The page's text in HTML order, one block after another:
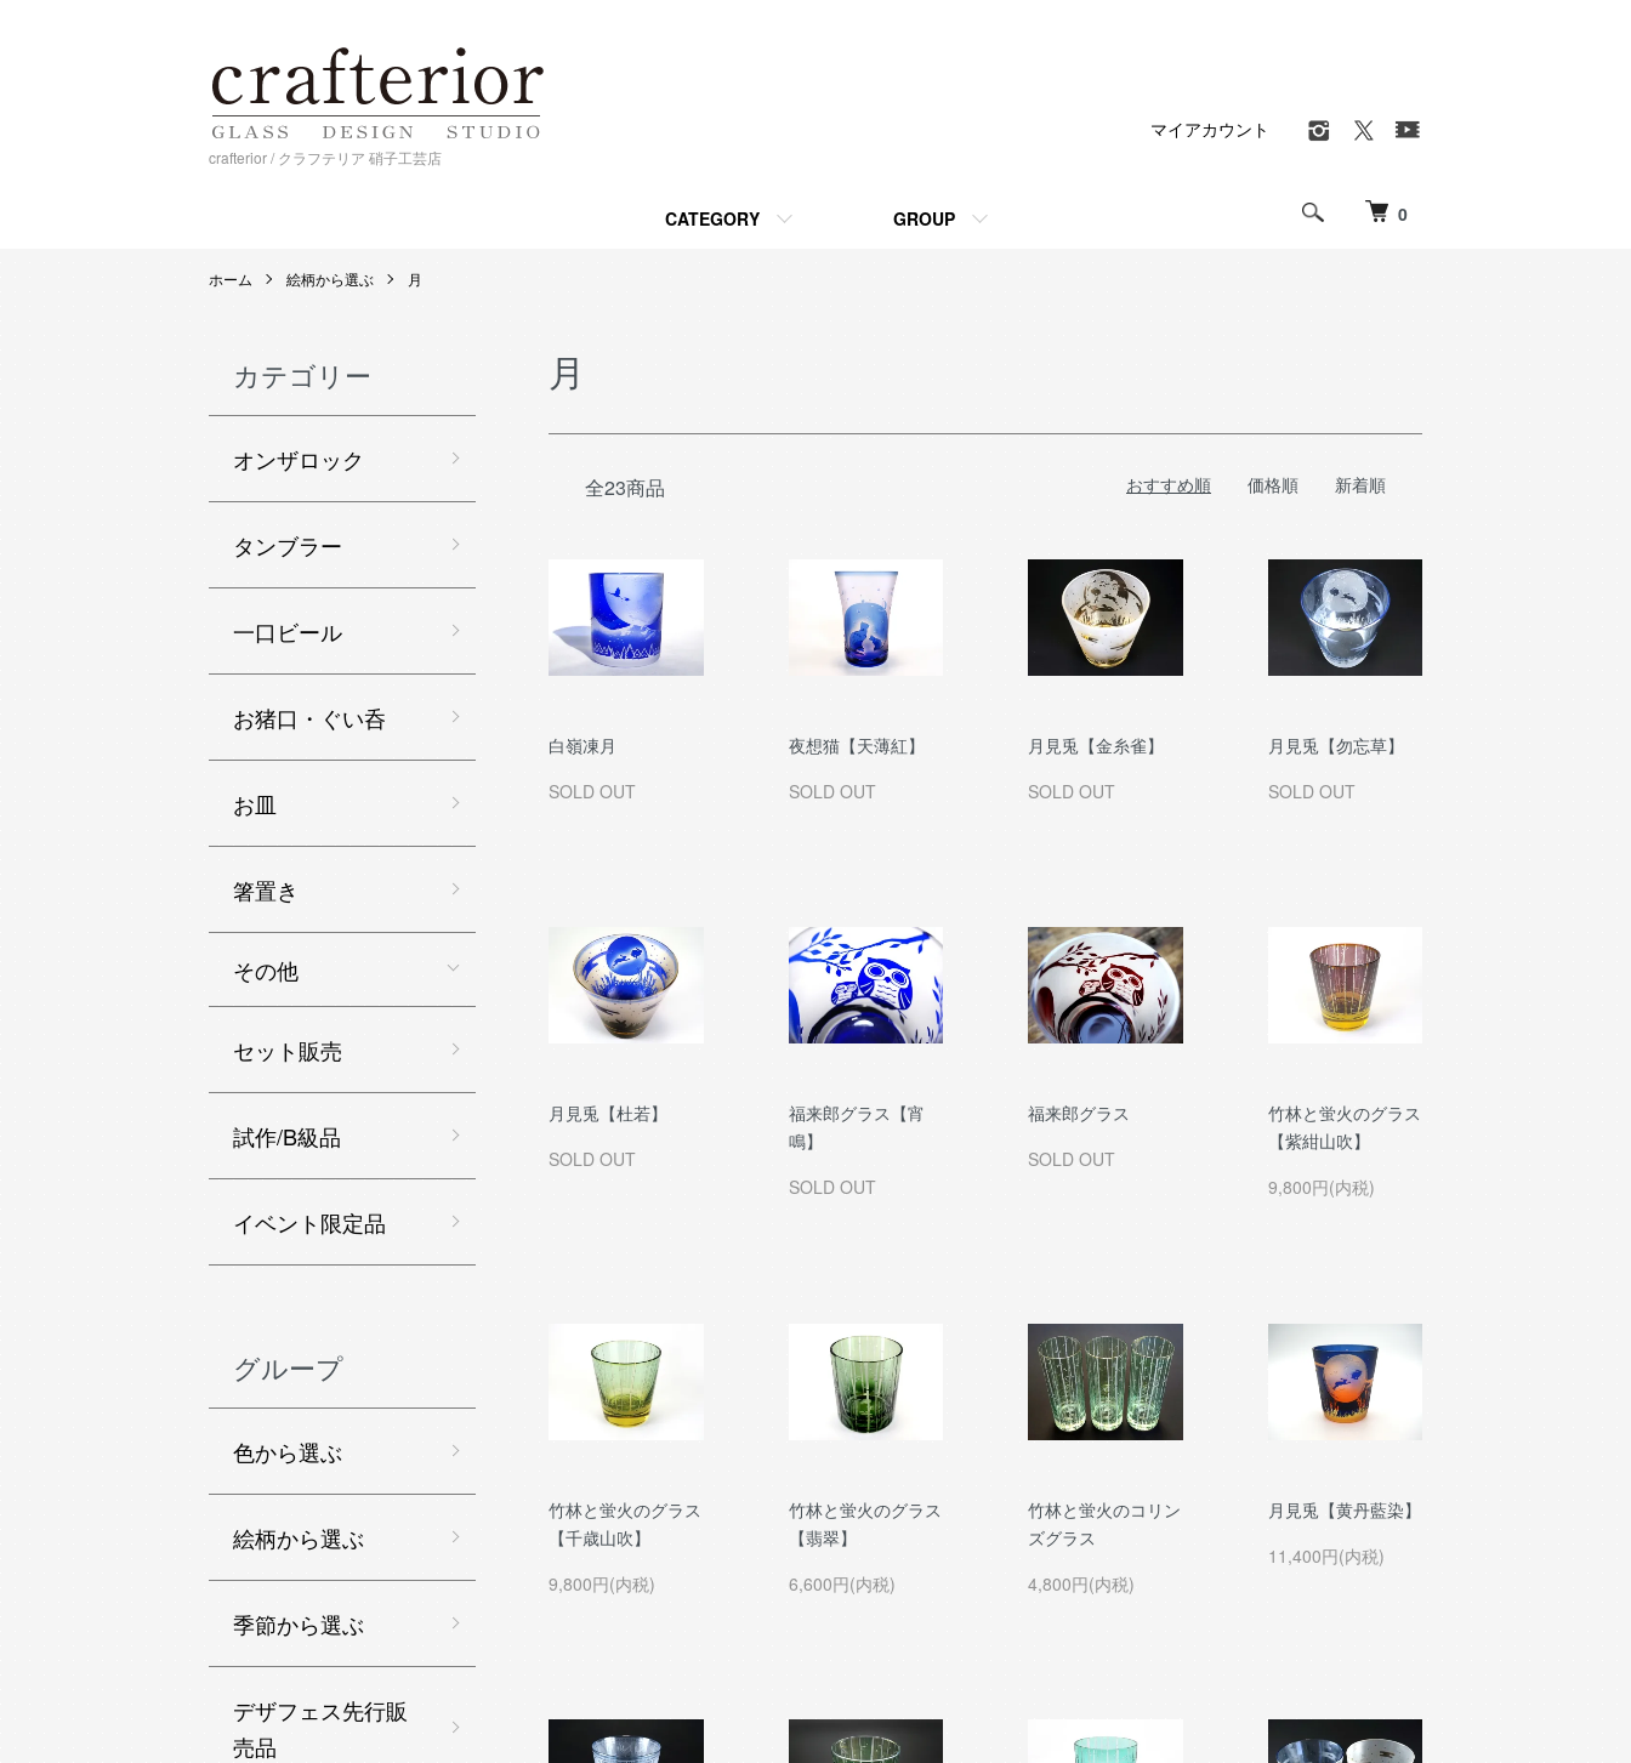
crafterior / クラフテリア 硝子工芸店
0
CATEGORY GROUP
マイアカウント
ホーム 絵柄から選ぶ 月
月
全23商品 おすすめ順 価格順 新着順
白嶺凍月
SOLD OUT
夜想猫【天薄紅】
SOLD OUT
月見兎【金糸雀】
SOLD OUT
月見兎【勿忘草】
SOLD OUT
月見兎【杜若】
SOLD OUT
福来郎グラス【宵
鳴】
SOLD OUT
福来郎グラス
SOLD OUT
竹林と蛍火のグラス
【紫紺山吹】
9,800円(内税)
竹林と蛍火のグラス
【千歳山吹】
9,800円(内税)
竹林と蛍火のグラス
【翡翠】
6,600円(内税)
竹林と蛍火のコリン
ズグラス
4,800円(内税)
月見兎【黄丹藍染】
11,400円(内税)
カテゴリー
オンザロック
タンブラー
一口ビール
お猪口・ぐい呑
お皿
箸置き
その他
セット販売
試作/B級品
イベント限定品
グループ
色から選ぶ
絵柄から選ぶ
季節から選ぶ
デザフェス先行販
売品